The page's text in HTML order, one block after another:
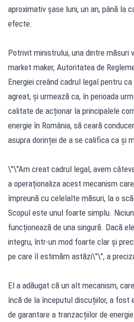
aproximativ șase luni, un an, până la
efecte.
Potrivit ministrului, una dintre măsuri
market maker, Autoritatea de
Energiei creând cadrul legal pentru
agreat, și urmează ca, în perioada
calitate de acționar la principalele
energie în România, să ceară
asupra dorinței de a se califica ca și
\"\"Am creat cadrul legal, avem
a operaționaliza acest mecanism
împreună cu celelalte măsuri, la o
Scopul este unul foarte simplu.
funcționează de una singură. Dacă
integru, într-un mod foarte clar și
pe care îl estimăm astăzi\"\", a
El a adăugat că un alt mecanism,
încă de la începutul discuțiilor, a fost
de garantare a tranzacțiilor de